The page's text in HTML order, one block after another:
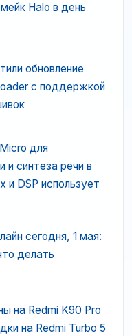
Halo в день
обновление
с поддержкой
для
и синтеза речи в
и DSP использует
сегодня, 1 мая:
делать
на Redmi K90 Pro
на Redmi Turbo 5